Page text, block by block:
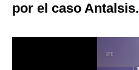
Club del Suscriptor
por el caso Antalsis.